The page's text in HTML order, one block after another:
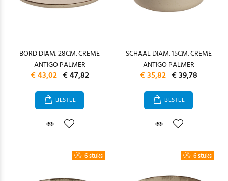
BORD DIAM. 28CM. CREME
ANTIGO PALMER
€ 43,02 € 47,82
BESTEL
SCHAAL DIAM. 15CM. CREME
ANTIGO PALMER
€ 35,82 € 39,78
BESTEL
6 stuks 6 stuks